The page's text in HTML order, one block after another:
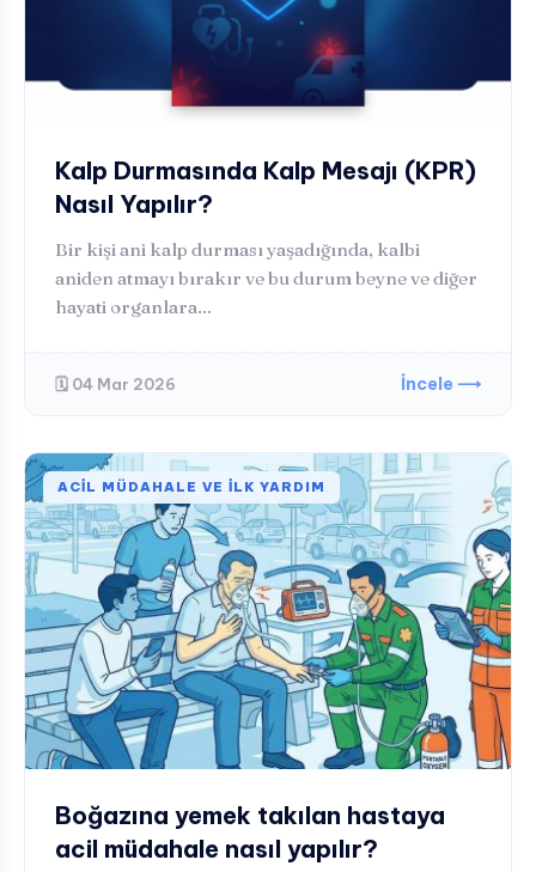
Kalp Durmasında Kalp Mesajı (KPR)
Nasıl Yapılır?
Bir kişi ani kalp durması yaşadığında, kalbi
aniden atmayı bırakır ve bu durum beyne ve diğer
hayati organlara...
🗓️ 04 Mar 2026 İncele ⟶
ACIL MÜDAHALE VE İLK YARDIM
Boğazına yemek takılan hastaya
acil müdahale nasıl yapılır?